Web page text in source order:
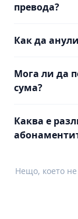
превода?
Как да
Мога ли да
сума?
Каква е
Нещо, което